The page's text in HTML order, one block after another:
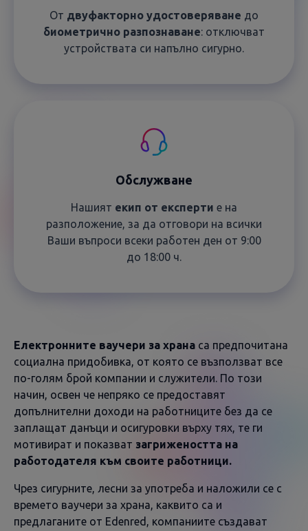
От двуфакторно удостоверяване до
биометрично разпознаване: отключват
устройствата си напълно сигурно.
Обслужване
Нашият екип от експерти е на
разположение, за да отговори на всички
Ваши въпроси всеки работен ден от 9:00
до 18:00 ч.
Електронните ваучери за храна са предпочитана
социална придобивка, от която се възползват все
по-голям брой компании и служители. По този
начин, освен че непряко се предоставят
допълнителни доходи на работниците без да се
заплащат данъци и осигуровки върху тях, те ги
мотивират и показват загрижеността на
работодателя към своите работници.
Чрез сигурните, лесни за употреба и наложили се с
времето ваучери за храна, каквито са и
предлаганите от Edenred, компаниите създават